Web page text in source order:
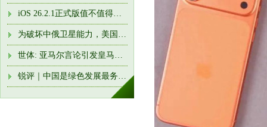
iOS 26.2.1正式版值不值得升? 实测后发现, 这是近两年最稳的一版
为破坏中俄卫星能力，美国太空军“三剑客”新装备接近部署完
世体: 亚马尔言论引发皇马队内强烈不满! 卡瓦哈尔准备约谈他
锐评｜中国是绿色发展最务实的行动派